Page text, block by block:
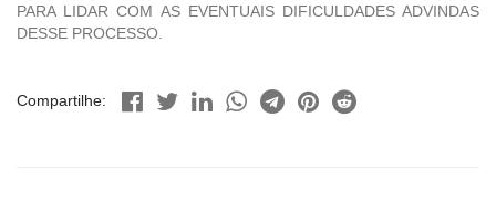
PARA LIDAR COM AS EVENTUAIS DIFICULDADES ADVINDAS
DESSE PROCESSO.
Compartilhe: